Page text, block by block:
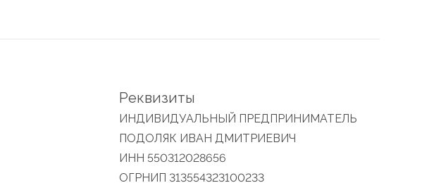
Реквизиты
ИНДИВИДУАЛЬНЫЙ ПРЕДПРИНИМАТЕЛЬ
ПОДОЛЯК ИВАН ДМИТРИЕВИЧ
ИНН 550312028656
ОГРНИП 313554323100233